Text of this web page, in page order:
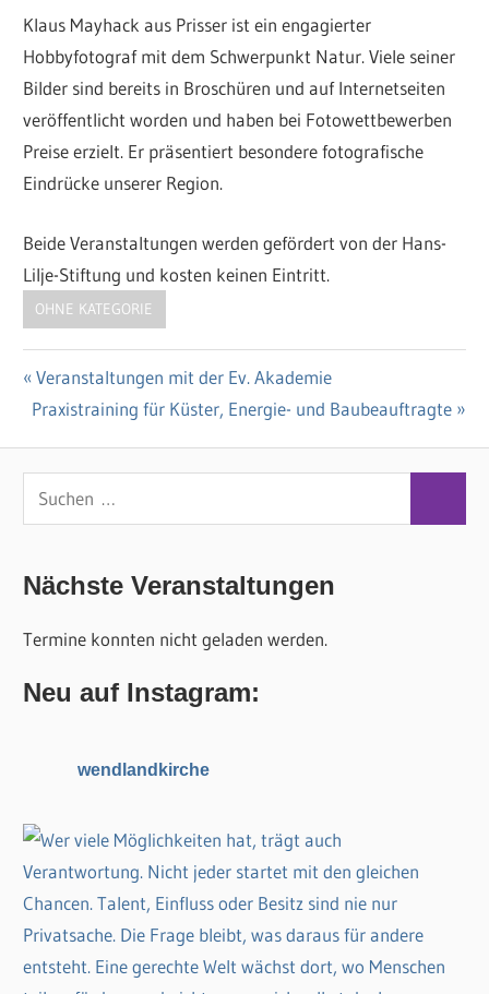
Klaus Mayhack aus Prisser ist ein engagierter
Hobbyfotograf mit dem Schwerpunkt Natur. Viele seiner
Bilder sind bereits in Broschüren und auf Internetseiten
veröffentlicht worden und haben bei Fotowettbewerben
Preise erzielt. Er präsentiert besondere fotografische
Eindrücke unserer Region.
Beide Veranstaltungen werden gefördert von der Hans-
Lilje-Stiftung und kosten keinen Eintritt.
OHNE KATEGORIE
Beitragsnavigation
Vorheriger
Beitrag:
Veranstaltungen mit der Ev. Akademie
Nächster
Praxistraining für Küster, Energie- und Baubeauftragte
u
h
n
n
a
Nächste Veranstaltungen
Termine konnten nicht geladen werden.
Neu auf Instagram:
wendlandkirche